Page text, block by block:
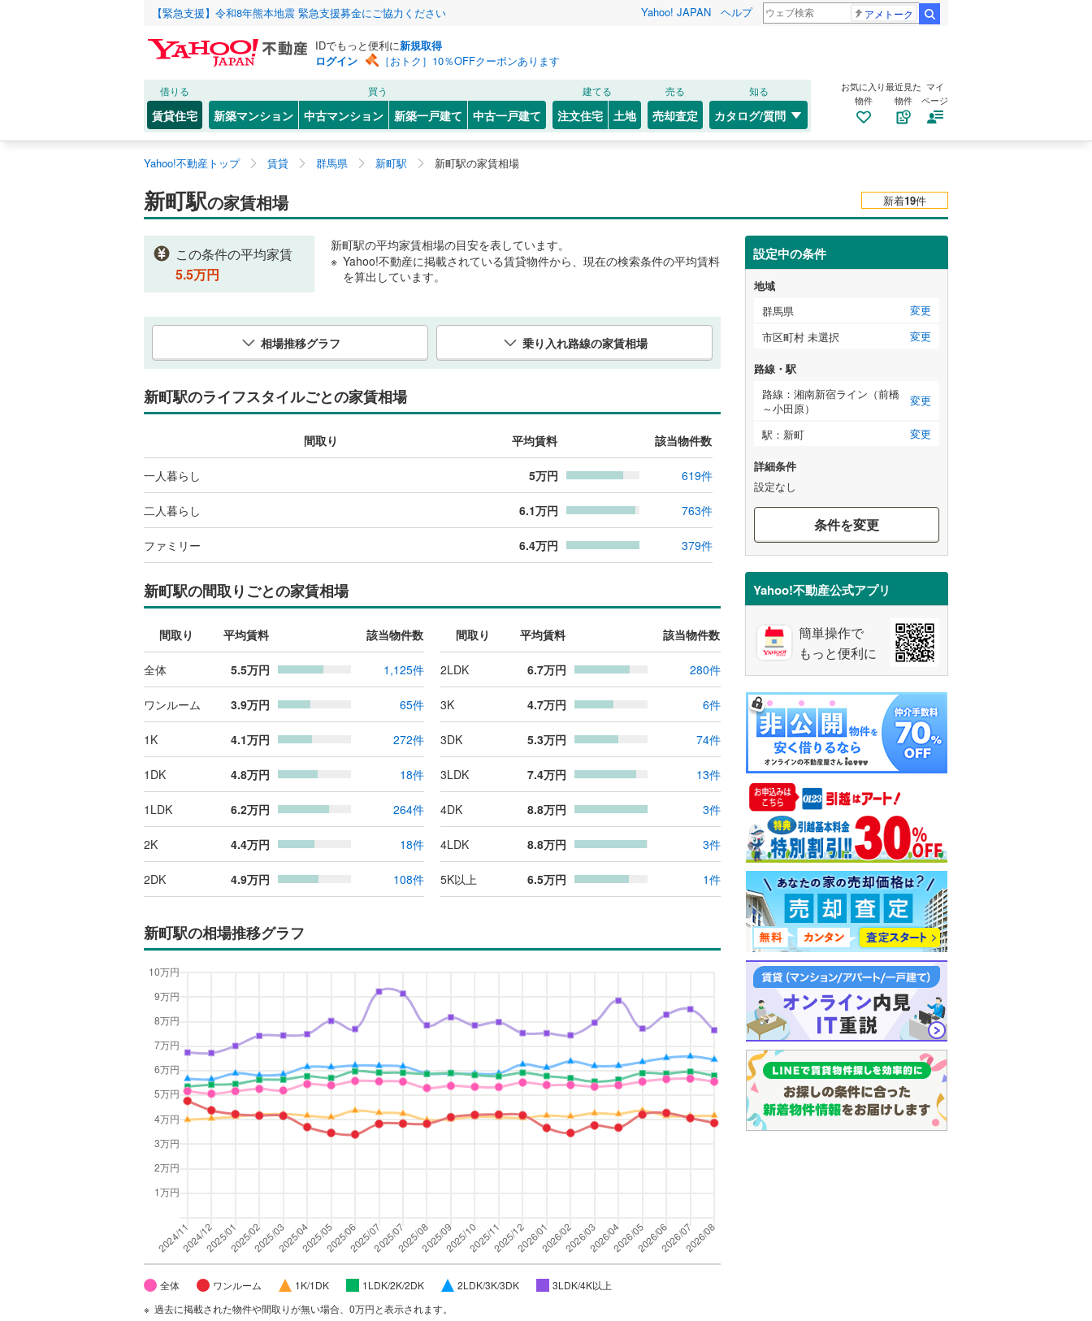
【緊急支援】令和8年熊本地震 緊急支援募金にご協力ください Yahoo! JAPAN ヘルプ アメトーク
IDでもっと便利に新規取得
ログイン
［おトク］10％OFFクーポンあります
借りる
賃貸住宅
買う
新築マンション 中古マンション 新築一戸建て 中古一戸建て
建てる
注文住宅 土地
売る
売却査定
知る
カタログ/質問
お気に入り
物件
最近見た
物件
マイ
ページ
Yahoo!不動産トップ 賃貸 群馬県 新町駅 新町駅の家賃相場
新町駅の家賃相場 新着19件
この条件の平均家賃
5.5万円
新町駅の平均家賃相場の目安を表しています。
Yahoo!不動産に掲載されている賃貸物件から、現在の検索条件の平均賃料
を算出しています。
相場推移グラフ 乗り入れ路線の家賃相場
新町駅のライフスタイルごとの家賃相場
間取り 平均賃料 該当物件数
一人暮らし 5万円 619件
二人暮らし 6.1万円 763件
ファミリー 6.4万円 379件
新町駅の間取りごとの家賃相場
間取り 平均賃料 該当物件数 間取り 平均賃料 該当物件数
全体 5.5万円 1,125件 2LDK 6.7万円 280件
ワンルーム 3.9万円 65件 3K 4.7万円 6件
1K 4.1万円 272件 3DK 5.3万円 74件
1DK 4.8万円 18件 3LDK 7.4万円 13件
1LDK 6.2万円 264件 4DK 8.8万円 3件
2K 4.4万円 18件 4LDK 8.8万円 3件
2DK 4.9万円 108件 5K以上 6.5万円 1件
新町駅の相場推移グラフ
全体 ワンルーム 1K/1DK 1LDK/2K/2DK 2LDK/3K/3DK
3LDK/4K以上
過去に掲載された物件や間取りが無い場合、0万円と表示されます。
設定中の条件
地域
群馬県
変更
市区町村 未選択
変更
路線・駅
路線：湘南新宿ライン（前橋
～小田原）
変更
駅：新町 変更
詳細条件
設定なし
条件を変更
Yahoo!不動産公式アプリ
簡単操作で
もっと便利に